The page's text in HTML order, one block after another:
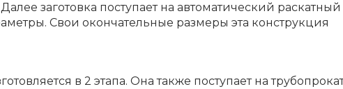
заготовка поступает на автоматический раскатный
Свои окончательные размеры эта конструкция
в 2 этапа. Она также поступает на